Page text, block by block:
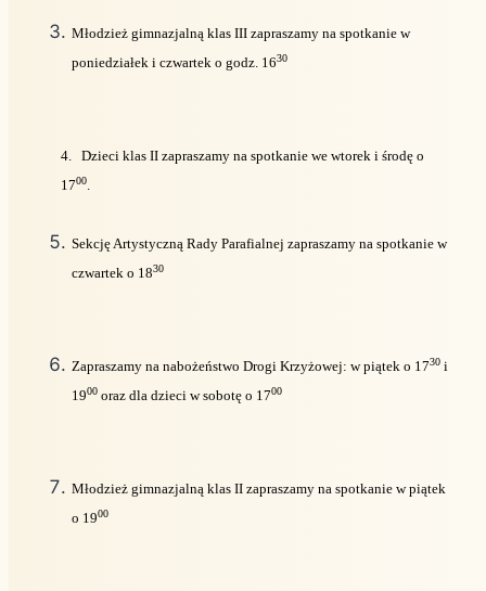
Młodzież gimnazjalną klas III zapraszamy na spotkanie w
poniedziałek i czwartek o godz. 1630
4.
Dzieci klas II zapraszamy na spotkanie we wtorek i środę o
1700
Sekcję Artystyczną Rady Parafialnej zapraszamy na spotkanie w
czwartek o 1830
Zapraszamy na nabożeństwo Drogi Krzyżowej: w piątek o 1730 i
1900 oraz dla dzieci w sobotę o 1700
Młodzież gimnazjalną klas II zapraszamy na spotkanie w piątek
o 1900